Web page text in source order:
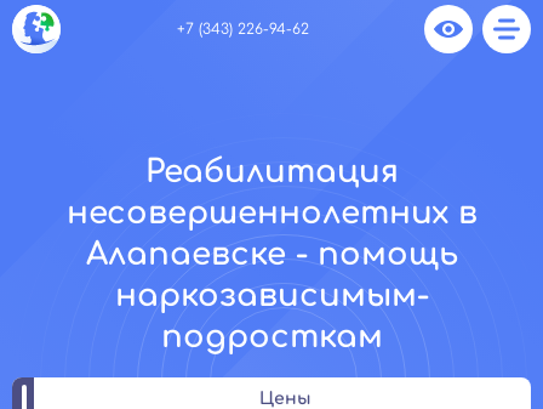
+7 (343) 226-94-62
Реабилитация
несовершеннолетних в
Алапаевске - помощь
наркозависимым-
подросткам
Цены